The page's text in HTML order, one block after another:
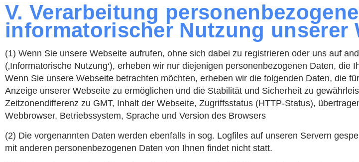
V. Verarbeitung
informatorischer Nutzung unserer
(1) Wenn Sie unsere Webseite aufrufen, ohne sich dabei zu registrieren oder uns auf
(‚Informatorische Nutzung‘), erheben wir nur diejenigen personenbezogenen Daten, die
Wenn Sie unsere Webseite betrachten möchten, erheben wir die folgenden Daten, die
Anzeige unserer Webseite zu ermöglichen und die Stabilität und Sicherheit zu
Zeitzonendifferenz zu GMT, Inhalt der Webseite, Zugriffsstatus (HTTP-Status),
Webbrowser, Betriebssystem, Sprache und Version des Browsers
(2) Die vorgenannten Daten werden ebenfalls in sog. Logfiles auf unseren Servern
mit anderen personenbezogenen Daten von Ihnen findet nicht statt.